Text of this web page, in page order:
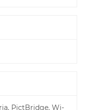
PictBridge, Wi-